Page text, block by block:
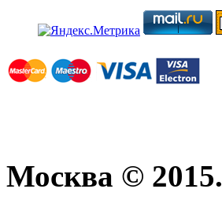
Москва © 2015.